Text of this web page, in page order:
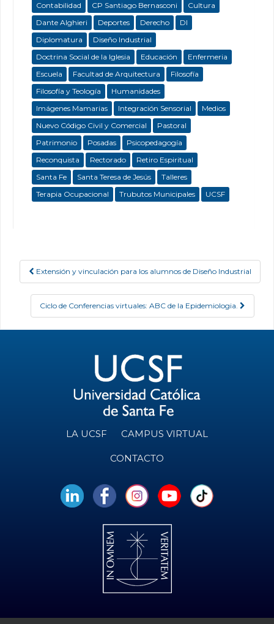
Contabilidad
CP Santiago Bernasconi
Cultura
Dante Alghieri
Deportes Derecho
DI
Diplomatura
Diseño Industrial
Doctrina Social de la Iglesia
Educación
Enfermeria
Escuela
Facultad de Arquitectura
Filosofía
Filosofía y Teología
Humanidades
Imágenes Mamarias
Integración Sensorial
Medios
Nuevo Código Civil y Comercial
Pastoral
Patrimonio
Posadas
Psicopedagogía
Reconquista
Rectorado
Retiro Espiritual
Santa Fe
Santa Teresa de Jesús
Talleres
Terapia Ocupacional
Trubutos Municipales UCSF
Post navigation
Extensión y vinculación para los alumnos de Diseño Industrial
Ciclo de Conferencias virtuales: ABC de la Epidemiologia.
LA UCSF CAMPUS VIRTUAL
CONTACTO